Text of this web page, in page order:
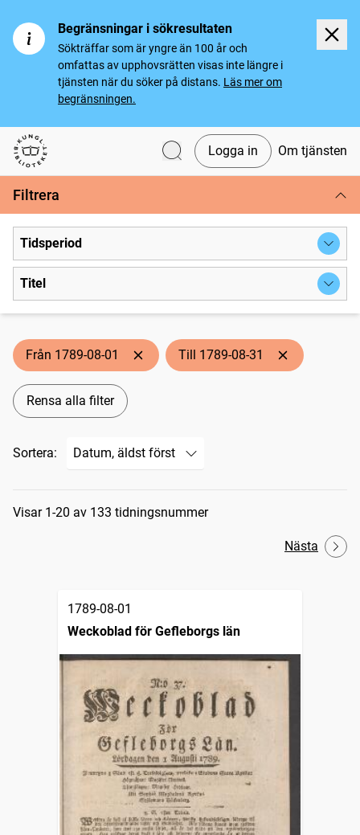
Begränsningar i sökresultaten
Sökträffar som är yngre än 100 år och
omfattas av upphovsrätten visas inte längre i
tjänsten när du söker på distans. Läs mer om
begränsningen.
Svenska tidningar
Logga in Om tjänsten
Filtrera
Tidsperiod
Titel
Från 1789-08-01 Till 1789-08-31
Rensa alla filter
Sortera:
Sökresultat
Visar 1-20 av 133 tidningsnummer
Nästa
1789-08-01
Weckoblad för Gefleborgs län